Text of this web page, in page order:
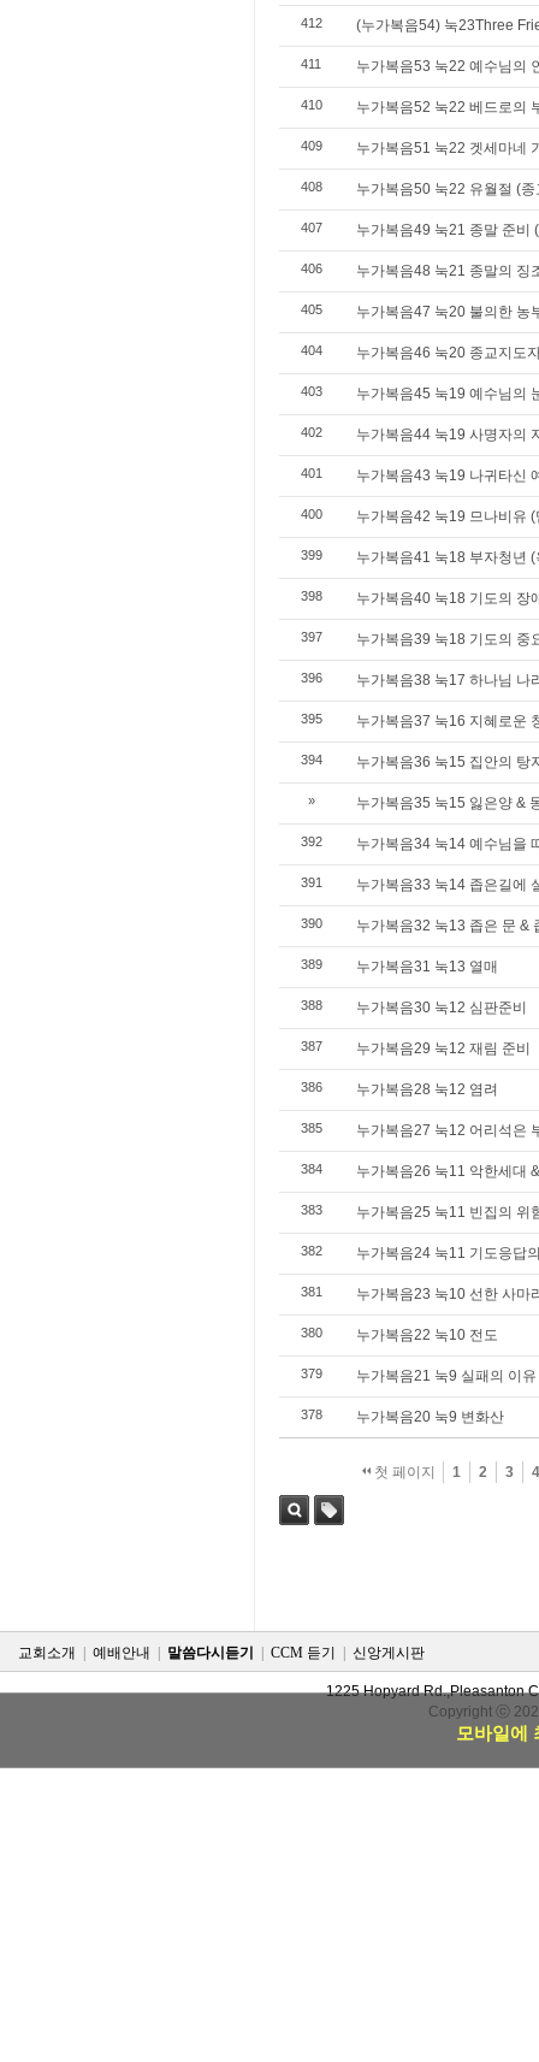
412 (누가복음54) 눅23Three
411 누가복음53 눅22 예수님의
410 누가복음52 눅22 베드로의
409 누가복음51 눅22 겟세마네
408 누가복음50 눅22 유월절 (
407 누가복음49 눅21 종말 준비
406 누가복음48 눅21 종말의 징
405 누가복음47 눅20 불의한 농
404 누가복음46 눅20 종교지도
403 누가복음45 눅19 예수님의
402 누가복음44 눅19 사명자의
401 누가복음43 눅19 나귀타신
400 누가복음42 눅19 므나비유
399 누가복음41 눅18 부자청년
398 누가복음40 눅18 기도의 장
397 누가복음39 눅18 기도의 중
396 누가복음38 눅17 하나님 나
395 누가복음37 눅16 지혜로운
394 누가복음36 눅15 집안의 탕
» 누가복음35 눅15 잃은양 &
392 누가복음34 눅14 예수님을
391 누가복음33 눅14 좁은길에
390 누가복음32 눅13 좁은 문 &
389 누가복음31 눅13 열매
388 누가복음30 눅12 심판준비
387 누가복음29 눅12 재림 준비
386 누가복음28 눅12 염려
385 누가복음27 눅12 어리석은
384 누가복음26 눅11 악한세대
383 누가복음25 눅11 빈집의 위
382 누가복음24 눅11 기도응답
381 누가복음23 눅10 선한 사마
380 누가복음22 눅10 전도
379 누가복음21 눅9 실패의 이유
378 누가복음20 눅9 변화산
첫 페이지 1 2 3
교회소개 예배안내 말씀다시듣기 CCM 듣기 신앙게시판
1225 Hopyard Rd.,Pleasanton
Copyright ⓒ
모바일에